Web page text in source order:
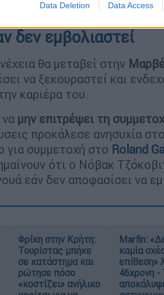
Data Deletion Data Access
δεν εμβολιαστεί
θα μεταβεί στην
να ξεκουραστεί και
καριέρα του.
μην επιτρέψει τη
προκάλεσε ανησυχία
συμμετοχή στο Roland
ότι ο Νόβακ
εάν δεν αποφασίσει να
Φρίκη στην Κρήτη:
Τουρίστας μπήκε
σε κατάστημα και
ρώτησε πόσο
«κοστίζει» ανήλικο
Marfin:
καμία
επίθεση»
46χρονη -